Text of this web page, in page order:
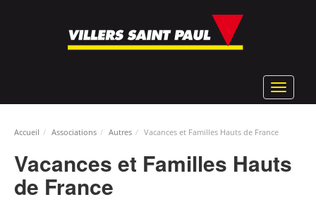
Toggle
Accueil Associations Autres Vacances et Familles Hauts de France
Vacances et Familles Hauts
de France